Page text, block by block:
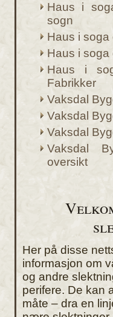
Haus i
sogn
Haus i soga
Haus i soga
Haus i
Fabrikker
Vaksdal
Vaksdal
Vaksdal
Vaksdal
oversikt
Her på disse
informasjon om
og andre
perifere. De kan
måte – dra en